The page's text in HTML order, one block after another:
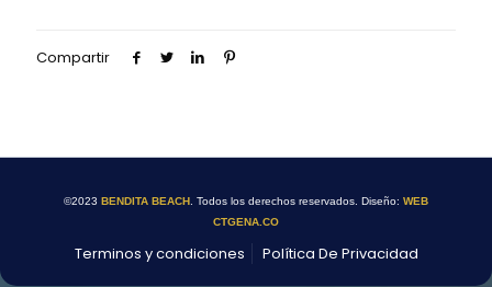
Compartir
©2023 BENDITA BEACH . Todos los derechos reservados. Diseño: WEB
CTGENA.CO
Terminos y condiciones Política De Privacidad